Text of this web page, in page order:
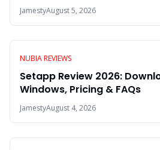
JamestyAugust 5, 2026
NUBIA REVIEWS
Setapp Review 2026:
Windows, Pricing & FAQs
JamestyAugust 4, 2026